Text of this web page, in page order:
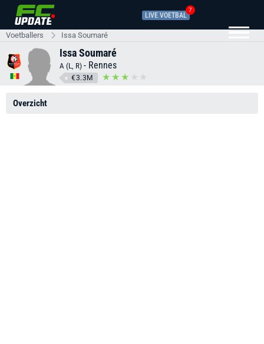
LIVE VOETBAL
7
Voetballers Issa Soumaré
Issa Soumaré
A (L, R) - Rennes
€3.3M
Overzicht